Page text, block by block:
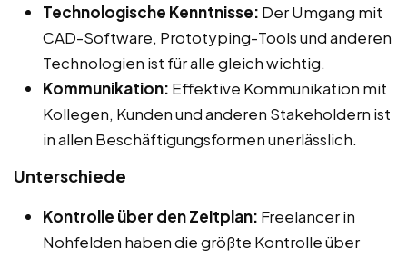
Technologische Kenntnisse: Der Umgang mit
CAD-Software, Prototyping-Tools und anderen
Technologien ist für alle gleich wichtig.
Kommunikation: Effektive Kommunikation mit
Kollegen, Kunden und anderen Stakeholdern ist
in allen Beschäftigungsformen unerlässlich.
Unterschiede
Kontrolle über den Zeitplan: Freelancer in
Nohfelden haben die größte Kontrolle über